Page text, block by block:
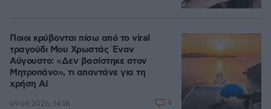
Ποιοι κρύβονται πίσω από το viral
τραγούδι Μου Χρωστάς Έναν
Αύγουστο: «Δεν βασίστηκε στον
Μητροπάνο», τι απαντάνε για τη
χρήση AI
09.08.2026, 14:18 4